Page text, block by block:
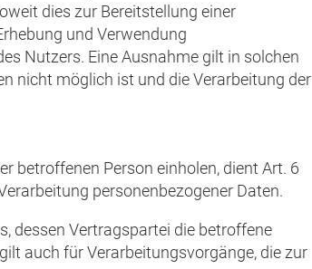
dies zur Bereitstellung einer
und Verwendung
Nutzers. Eine Ausnahme gilt in solchen
nicht möglich ist und die Verarbeitung der
betroffenen Person einholen, dient Art. 6
personenbezogener Daten.
dessen Vertragspartei die betroffene
auch für Verarbeitungsvorgänge, die zur